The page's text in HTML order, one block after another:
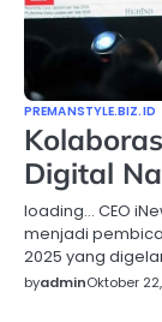
PREMANSTYLE.BIZ.ID
Digital
loading… CEO
menjadi
2025 yang
byadminOktober